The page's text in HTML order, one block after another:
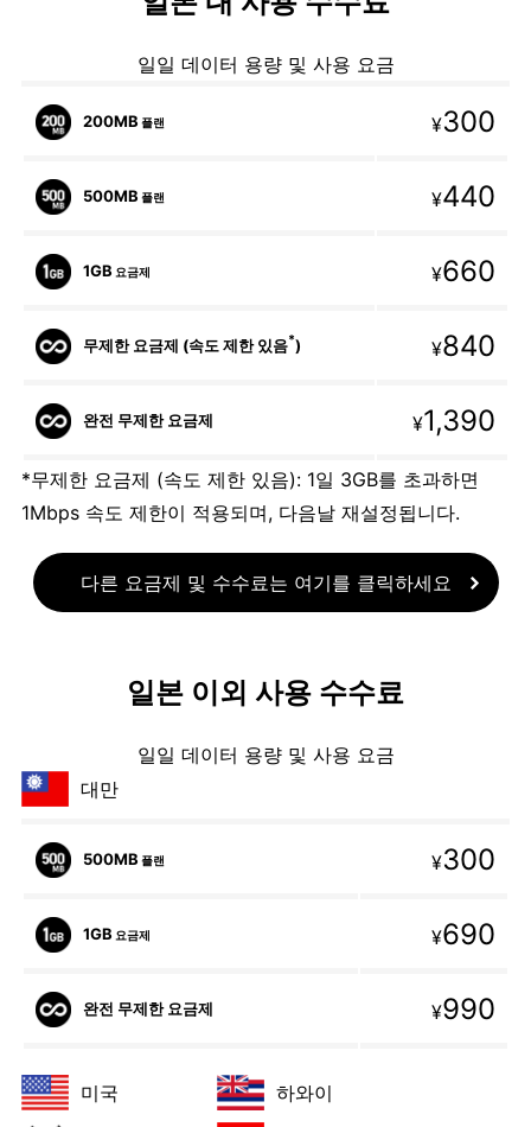
일일 데이터 용량 및 사용 요금
200MB 플랜 ¥300
500MB 플랜 ¥440
1GB 요금제 ¥660
무제한 요금제 (속도 제한 있음*) ¥840
완전 무제한 요금제 ¥1,390
*무제한 요금제 (속도 제한 있음): 1일 3GB를 초과하면
1Mbps 속도 제한이 적용되며, 다음날 재설정됩니다.
다른 요금제 및 수수료는 여기를 클릭하세요
일본 이외 사용 수수료
일일 데이터 용량 및 사용 요금
대만
500MB 플랜 ¥300
1GB 요금제 ¥690
완전 무제한 요금제 ¥990
미국
하와이